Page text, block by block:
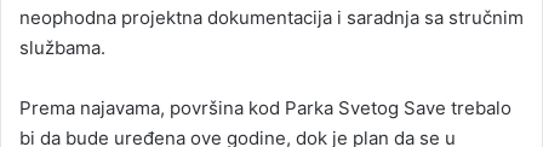
neophodna projektna dokumentacija i saradnja sa stručnim
službama.
Prema najavama, površina kod Parka Svetog Save trebalo
bi da bude uređena ove godine, dok je plan da se u